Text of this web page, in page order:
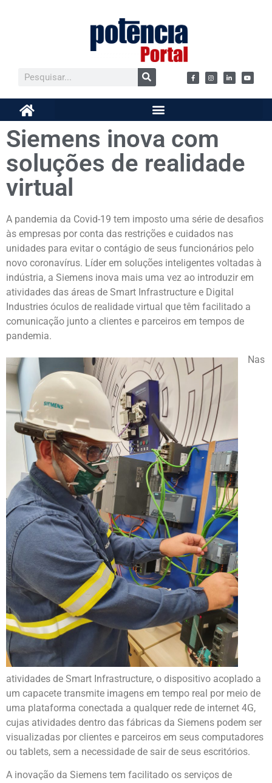
Siemens inova com
soluções de realidade
virtual
A pandemia da Covid-19 tem imposto uma série de desafios
às empresas por conta das restrições e cuidados nas
unidades para evitar o contágio de seus funcionários pelo
novo coronavírus. Líder em soluções inteligentes voltadas à
indústria, a Siemens inova mais uma vez ao introduzir em
atividades das áreas de Smart Infrastructure e Digital
Industries óculos de realidade virtual que têm facilitado a
comunicação junto a clientes e parceiros em tempos de
pandemia.
Nas
atividades de Smart Infrastructure, o dispositivo acoplado a
um capacete transmite imagens em tempo real por meio de
uma plataforma conectada a qualquer rede de internet 4G,
cujas atividades dentro das fábricas da Siemens podem ser
visualizadas por clientes e parceiros em seus computadores
ou tablets, sem a necessidade de sair de seus escritórios.
A inovação da Siemens tem facilitado os serviços de